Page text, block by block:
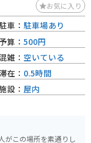
お気に入り
がこの場所を素通りし
車： 駐車場あり
算： 500円
雑： 空いている
在： 0.5時間
設： 屋内